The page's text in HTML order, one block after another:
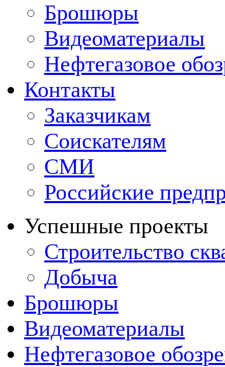
Брошюры
Видеоматериалы
Нефтегазовое
Контакты
Заказчикам
Соискателям
СМИ
Российские
Успешные проекты
Строительство
Добыча
Брошюры
Видеоматериалы
Нефтегазовое